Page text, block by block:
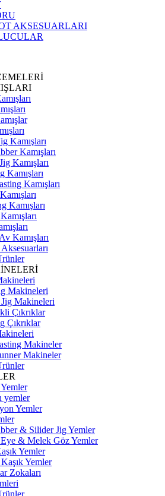
AKSESUARLARI
Kamışları
Kamışları
Kamışları
Kamışları
Kamışları
Kamışları
Kamışları
Makineleri
Jig Makineleri
Çıkrıklar
Çıkrıklar
Makineler
Makineler
yemler
Yemler
& Silider Jig Yemler
& Melek Göz Yemler
Yemler
Yemler
Zokaları